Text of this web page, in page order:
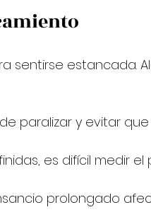
sentirse estancada.
paralizar y evitar
es difícil medir
prolongado